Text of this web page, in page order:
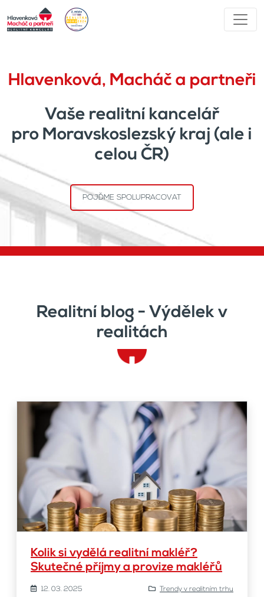
Hlavenková, Macháč a partneři
Vaše realitní kancelář
pro Moravskoslezský kraj (ale i
celou ČR)
POJĎME SPOLUPRACOVAT
Realitní blog - Výdělek v
realitách
Kolik si vydělá realitní makléř?
Skutečné příjmy a provize makléřů
12. 03. 2025 Trendy v realitním trhu